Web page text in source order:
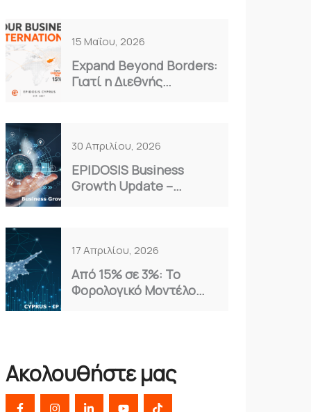
15 Μαΐου, 2026
Expand Beyond Borders:
Γιατί η Διεθνής
30 Απριλίου, 2026
EPIDOSIS Business
Growth Update –
17 Απριλίου, 2026
Από 15% σε 3%: Το
Φορολογικό Μοντέλο
Ακολουθήστε μας
F I L Y T